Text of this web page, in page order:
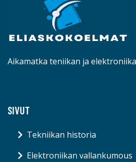
Aikamatka teniikan ja
SIVUT
Tekniikan historia
Elektroniikan vallankumous